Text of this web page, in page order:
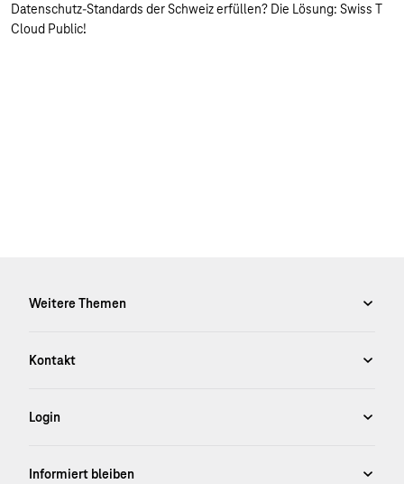
Datenschutz-Standards der Schweiz erfüllen? Die Lösung: Swiss T
Cloud Public!